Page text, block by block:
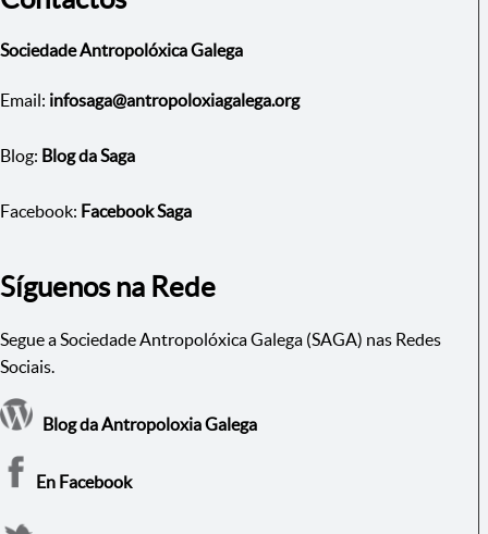
Sociedade Antropolóxica Galega
Email: infosaga@antropoloxiagalega.org
Blog: Blog da Saga
Facebook: Facebook Saga
Síguenos na Rede
Segue a Sociedade Antropolóxica Galega (SAGA) nas Redes
Sociais.
Blog da Antropoloxia Galega
En Facebook